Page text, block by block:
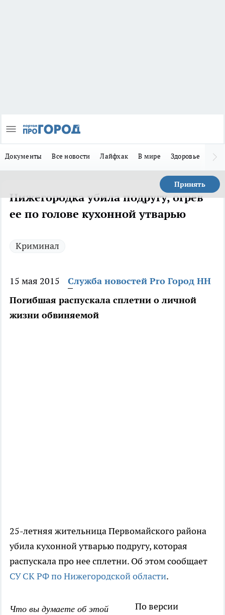
Документы Все новости Лайфхак В мире Здоровье
Принять
Нижегородка убила подругу, огрев
ее по голове кухонной утварью
Криминал
15 мая 2015
Служба новостей Pro Город НН
Погибшая распускала сплетни о личной
жизни обвиняемой
25-летняя жительница Первомайского района
убила кухонной утварью подругу, которая
распускала про нее сплетни. Об этом сообщает
СУ СК РФ по Нижегородской области.
Что вы думаете об этой
По версии